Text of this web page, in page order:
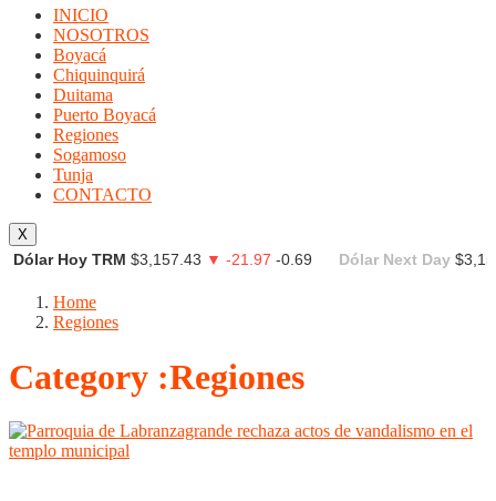
INICIO
NOSOTROS
Boyacá
Chiquinquirá
Duitama
Puerto Boyacá
Regiones
Sogamoso
Tunja
CONTACTO
X
Dólar Hoy TRM $3,157.43 ▼ -21.97 -0.69 Dólar Next Day
Home
Regiones
Category :Regiones